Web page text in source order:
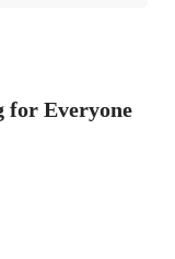
for Everyone